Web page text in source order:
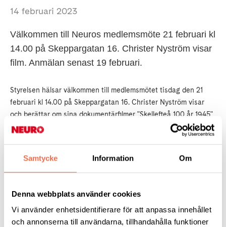
Samtycke Information Om
Denna webbplats använder cookies
Vi använder enhetsidentifierare för att anpassa innehållet
och annonserna till användarna, tillhandahålla funktioner
14 februari 2023
Välkommen till Neuros medlemsmöte 21 februari kl
14.00 på Skeppargatan 16. Christer Nyström visar
film. Anmälan senast 19 februari.
Styrelsen hälsar välkommen till medlemsmötet tisdag den 21
februari kl 14.00 på Skeppargatan 16. Christer Nyström visar
och berättar om sina dokumentärfilmer "Skellefteå 100 år 1945"
och "Laver - byn som försvann". Med tanke på de stora
förändringar av stadsbilden som sker just nu i Skellefteå är det
filmen om Laver är ett intressant tidsdokument.
Glöm inte att anmäla dig till Stellan Berglund senast söndag 19
stellan.skelleftea@gmail.com. Styrelsen bjuder på fika!